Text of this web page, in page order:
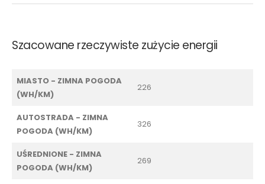
Szacowane rzeczywiste zużycie energii
MIASTO - ZIMNA POGODA
(WH/KM)
226
AUTOSTRADA - ZIMNA
POGODA (WH/KM)
326
UŚREDNIONE - ZIMNA
POGODA (WH/KM)
269